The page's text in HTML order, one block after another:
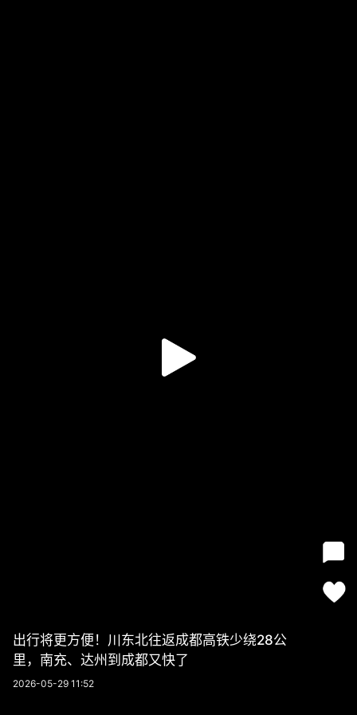
出行将更方便！川东北往返成都高铁少绕28公
里，南充、达州到成都又快了
2026-05-29 11:52